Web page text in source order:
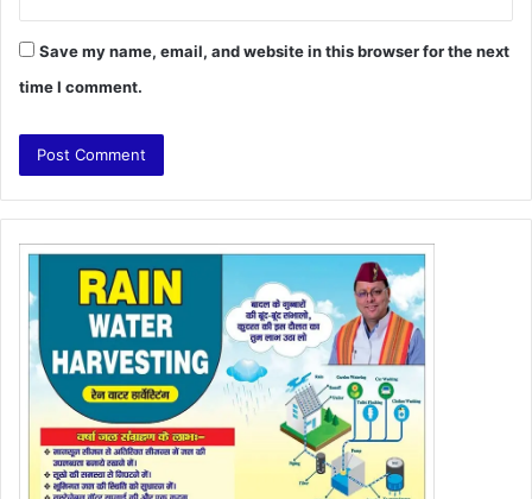
Save my name, email, and website in this browser for the next
time I comment.